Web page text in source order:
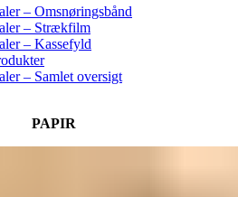
– Omsnøringsbånd
– Strækfilm
– Kassefyld
– Samlet oversigt
PAPIR